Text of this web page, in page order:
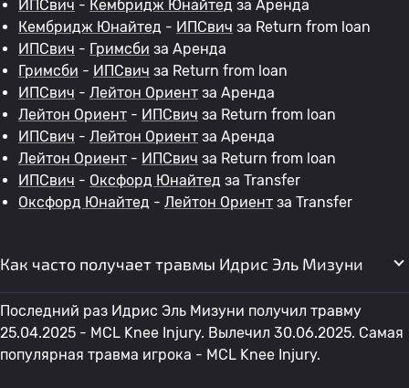
ИПСвич - Кембридж Юнайтед за Аренда
Кембридж Юнайтед - ИПСвич за Return from loan
ИПСвич - Гримсби за Аренда
Гримсби - ИПСвич за Return from loan
ИПСвич - Лейтон Ориент за Аренда
Лейтон Ориент - ИПСвич за Return from loan
ИПСвич - Лейтон Ориент за Аренда
Лейтон Ориент - ИПСвич за Return from loan
ИПСвич - Оксфорд Юнайтед за Transfer
Оксфорд Юнайтед - Лейтон Ориент за Transfer
Как часто получает травмы Идрис Эль Мизуни
Последний раз Идрис Эль Мизуни получил травму
25.04.2025 - MCL Knee Injury. Вылечил 30.06.2025. Самая
популярная травма игрока - MCL Knee Injury.